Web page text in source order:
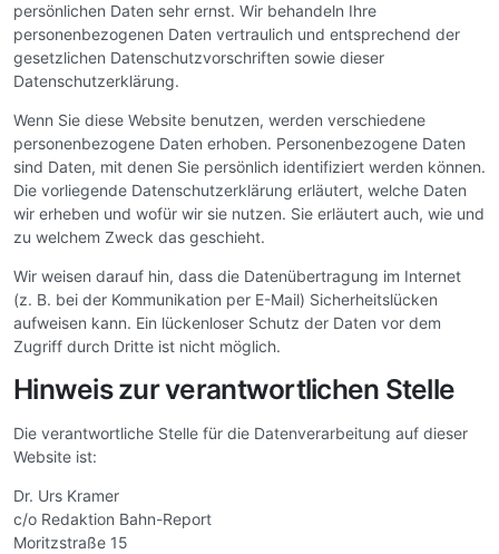
persönlichen Daten sehr ernst. Wir behandeln Ihre
personenbezogenen Daten vertraulich und entsprechend der
gesetzlichen Datenschutzvorschriften sowie dieser
Datenschutzerklärung.
Wenn Sie diese Website benutzen, werden verschiedene
personenbezogene Daten erhoben. Personenbezogene Daten
sind Daten, mit denen Sie persönlich identifiziert werden können.
Die vorliegende Datenschutzerklärung erläutert, welche Daten
wir erheben und wofür wir sie nutzen. Sie erläutert auch, wie und
zu welchem Zweck das geschieht.
Wir weisen darauf hin, dass die Datenübertragung im Internet
(z. B. bei der Kommunikation per E-Mail) Sicherheitslücken
aufweisen kann. Ein lückenloser Schutz der Daten vor dem
Zugriff durch Dritte ist nicht möglich.
Hinweis zur verantwortlichen Stelle
Die verantwortliche Stelle für die Datenverarbeitung auf dieser
Website ist:
Dr. Urs Kramer
c/o Redaktion Bahn-Report
Moritzstraße 15